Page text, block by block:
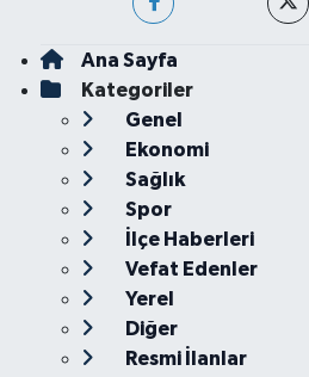
Ana Sayfa
Kategoriler
Genel
Ekonomi
Sağlık
Spor
İlçe Haberleri
Vefat Edenler
Yerel
Diğer
Resmi İlanlar